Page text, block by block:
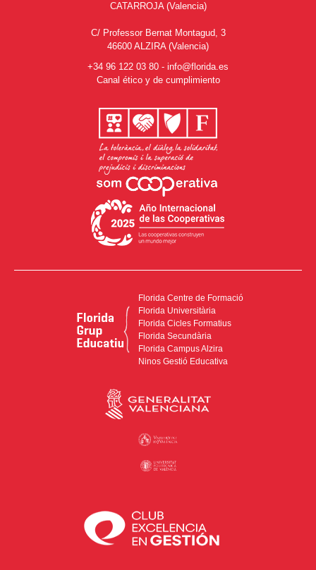
CATARROJA (Valencia)
C/ Professor Bernat Montagud, 3
46600 ALZIRA (Valencia)
+34 96 122 03 80 - info@florida.es
Canal ético y de cumplimiento
Florida Centre de Formació
Florida Universitària
Florida Cicles Formatius
Florida Secundària
Florida Campus Alzira
Ninos Gestió Educativa